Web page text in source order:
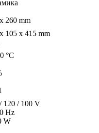
260 mm
105 x 415 mm
°C
120 / 100 V
Hz
W